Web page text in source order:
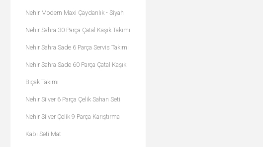
Nehir Modern Maxi Çaydanlık - Siyah
Nehir Sahra 30 Parça Çatal Kaşık Takımı
Nehir Sahra Sade 6 Parça Servis Takımı
Nehir Sahra Sade 60 Parça Çatal Kaşık
Bıçak Takımı
Nehir Silver 6 Parça Çelik Sahan Seti
Nehir Silver Çelik 9 Parça Karıştırma
Kabı Seti Mat